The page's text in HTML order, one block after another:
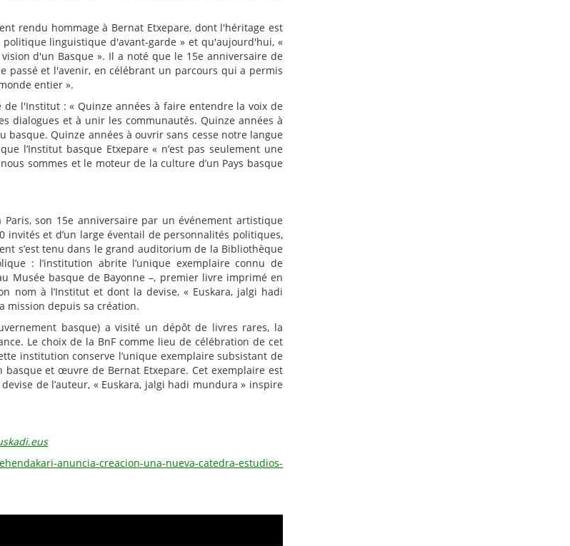
rendu hommage à Bernat Etxepare, dont l'héritage est
linguistique d'avant-garde » et qu'aujourd'hui, «
d'un Basque ». Il a noté que le 15e anniversaire de
passé et l'avenir, en célébrant un parcours qui a permis
entier ».
l'Institut : « Quinze années à faire entendre la voix de
dialogues et à unir les communautés. Quinze années à
Quinze années à ouvrir sans cesse notre langue
l’Institut basque Etxepare « n’est pas seulement une
sommes et le moteur de la culture d’un Pays basque
son 15e anniversaire par un événement artistique
invités et d’un large éventail de personnalités politiques,
s’est tenu dans le grand auditorium de la Bibliothèque
: l’institution abrite l’unique exemplaire connu de
Musée basque de Bayonne –, premier livre imprimé en
nom à l’Institut et dont la devise, « Euskara, jalgi hadi
mission depuis sa création.
basque) a visité un dépôt de livres rares, la
Le choix de la BnF comme lieu de célébration de cet
institution conserve l’unique exemplaire subsistant de
et œuvre de Bernat Etxepare. Cet exemplaire est
de l’auteur, « Euskara, jalgi hadi mundura » inspire
anuncia-creacion-una-nueva-catedra-estudios-